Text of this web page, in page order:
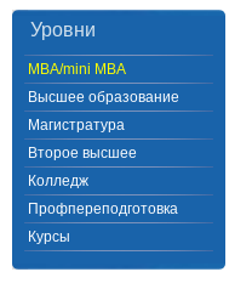
Уровни
MBA/mini MBA
Высшее образование
Магистратура
Второе высшее
Колледж
Профпереподготовка
Курсы